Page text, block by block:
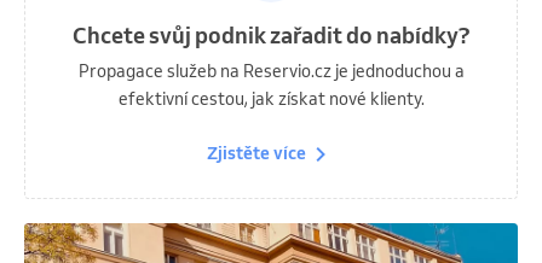
Chcete svůj podnik zařadit do nabídky?
Propagace služeb na Reservio.cz je jednoduchou a
efektivní cestou, jak získat nové klienty.
Zjistěte více